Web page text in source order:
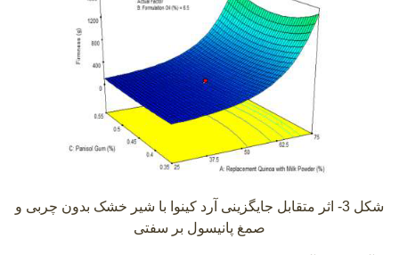
شکل 3- اثر متقابل جایگزینی آرد کینوا با شیر خشک بدون چربی و
صمغ پانیسول بر سفتی